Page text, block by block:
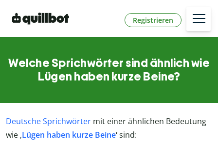
Registrieren
Welche Sprichwörter sind ähnlich wie
Lügen haben kurze Beine?
Deutsche Sprichwörter mit einer ähnlichen Bedeutung
wie ‚Lügen haben kurze Beine‘sind: